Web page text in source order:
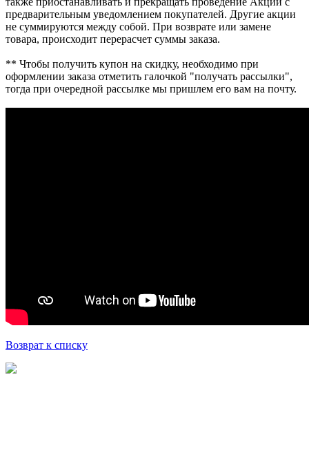
предварительным уведомлением покупателей. Другие акции
не суммируются между собой. При возврате или замене
товара, происходит перерасчет суммы заказа.
** Чтобы получить купон на скидку, необходимо при
оформлении заказа отметить галочкой "получать рассылки",
тогда при очередной рассылке мы пришлем его вам на почту.
Возврат к списку